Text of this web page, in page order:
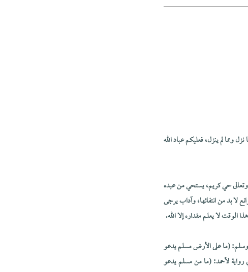
ومما لم ينزل، فعليكم عباد الله
وتعالى حي كريم، يستحي من عبده
لا بد من انتفائها، وآداب يرجى
الوقت لا يعلم مقداره إلا الله.
وسلم: (ما على الأرض مسلم يدعو
رواية لأحمد: (ما من مسلم يدعو